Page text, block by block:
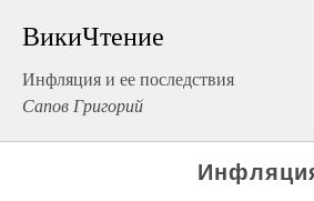
ВикиЧтение
Инфляция и ее последствия
Сапов Григорий